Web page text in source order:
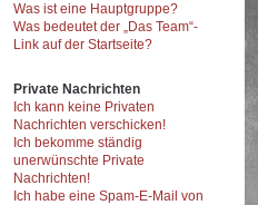
Was ist eine Hauptgruppe?
Was bedeutet der „Das Team“-
Link auf der Startseite?
Private Nachrichten
Ich kann keine Privaten
Nachrichten verschicken!
Ich bekomme ständig
unerwünschte Private
Nachrichten!
Ich habe eine Spam-E-Mail von